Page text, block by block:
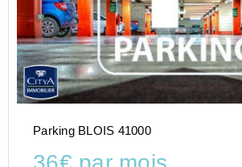
Parking BLOIS 41000